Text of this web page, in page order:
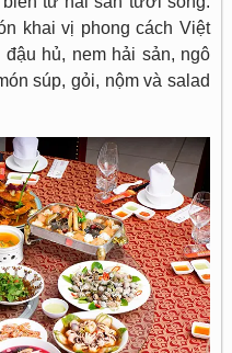
khai vị phong cách Việt
hủ, nem hải sản, ngô
súp, gỏi, nộm và salad